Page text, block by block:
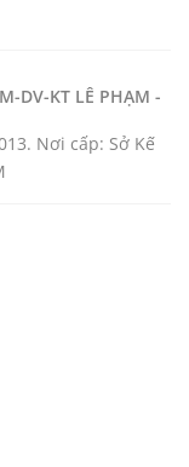
DV-KT LÊ PHẠM -
Nơi cấp: Sở Kế